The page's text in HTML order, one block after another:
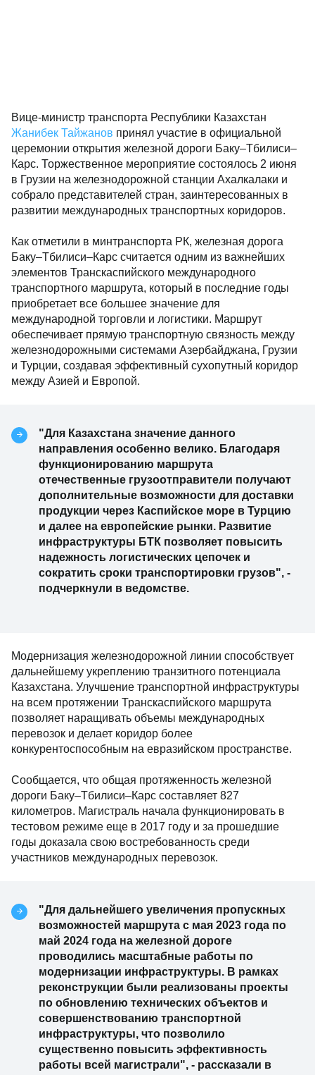
Вице-министр транспорта Республики Казахстан
Жанибек Тайжанов принял участие в официальной
церемонии открытия железной дороги Баку–Тбилиси–
Карс. Торжественное мероприятие состоялось 2 июня
в Грузии на железнодорожной станции Ахалкалаки и
собрало представителей стран, заинтересованных в
развитии международных транспортных коридоров.
Как отметили в минтранспорта РК, железная дорога
Баку–Тбилиси–Карс считается одним из важнейших
элементов Транскаспийского международного
транспортного маршрута, который в последние годы
приобретает все большее значение для
международной торговли и логистики. Маршрут
обеспечивает прямую транспортную связность между
железнодорожными системами Азербайджана, Грузии
и Турции, создавая эффективный сухопутный коридор
между Азией и Европой.
"Для Казахстана значение данного
направления особенно велико. Благодаря
функционированию маршрута
отечественные грузоотправители получают
дополнительные возможности для доставки
продукции через Каспийское море в Турцию
и далее на европейские рынки. Развитие
инфраструктуры БТК позволяет повысить
надежность логистических цепочек и
сократить сроки транспортировки грузов", -
подчеркнули в ведомстве.
Модернизация железнодорожной линии способствует
дальнейшему укреплению транзитного потенциала
Казахстана. Улучшение транспортной инфраструктуры
на всем протяжении Транскаспийского маршрута
позволяет наращивать объемы международных
перевозок и делает коридор более
конкурентоспособным на евразийском пространстве.
Сообщается, что общая протяженность железной
дороги Баку–Тбилиси–Карс составляет 827
километров. Магистраль начала функционировать в
тестовом режиме еще в 2017 году и за прошедшие
годы доказала свою востребованность среди
участников международных перевозок.
"Для дальнейшего увеличения пропускных
возможностей маршрута с мая 2023 года по
май 2024 года на железной дороге
проводились масштабные работы по
модернизации инфраструктуры. В рамках
реконструкции были реализованы проекты
по обновлению технических объектов и
совершенствованию транспортной
инфраструктуры, что позволило
существенно повысить эффективность
работы всей магистрали", - рассказали в